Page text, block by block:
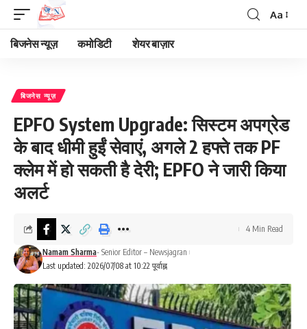
Font
Aa
बिजनेस न्यूज़ कमोडिटी शेयर बाज़ार
बिजनेस न्यूज़
EPFO System Upgrade: सिस्टम अपग्रेड
के बाद धीमी हुईं सेवाएं, अगले 2 हफ्ते तक PF
क्लेम में हो सकती है देरी; EPFO ने जारी किया
अलर्ट
Last updated: 2026/07/08 at 10:22 पूर्वाह्न
Namam Sharma- Senior Editor – Newsjagran
4 Min Read